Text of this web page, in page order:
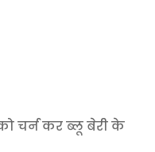
चर्न कर ब्लू बेरी के